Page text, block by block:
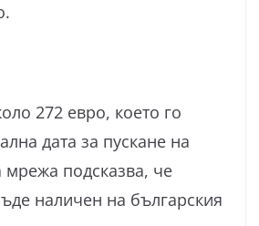
272 евро, което го
дата за пускане на
мрежа подсказва, че
наличен на българския